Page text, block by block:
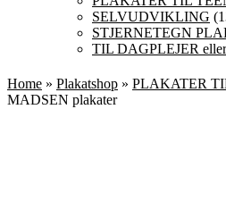
SELVUDVIKLING
STJERNETEGN
TIL DAGPLEJER
Home » Plakatshop » PLAKATER
MADSEN plakater